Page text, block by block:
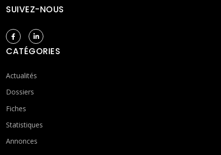
SUIVEZ-NOUS
CATÉGORIES
Actualités
Dossiers
Fiches
Statistiques
Annonces